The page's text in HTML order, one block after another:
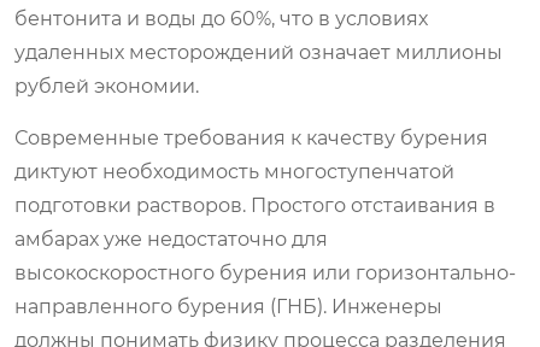
бентонита и воды до 60%, что в условиях
удаленных месторождений означает миллионы
рублей экономии.
Современные требования к качеству бурения
диктуют необходимость многоступенчатой
подготовки растворов. Простого отстаивания в
амбарах уже недостаточно для
высокоскоростного бурения или горизонтально-
направленного бурения (ГНБ). Инженеры
должны понимать физику процесса разделения